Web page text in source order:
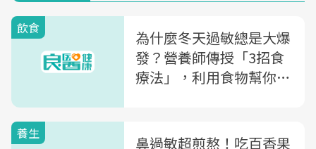
飲食
為什麼冬天過敏總是大爆
發？營養師傳授「3招食
療法」，利用食物幫你平
養生
鼻過敏超煎熬！吃百香果